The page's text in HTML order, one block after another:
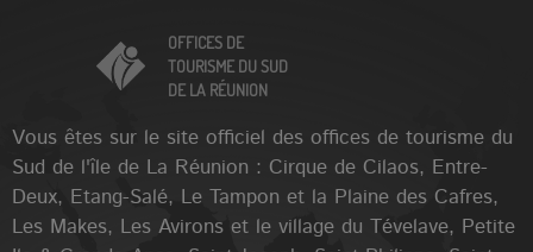
OFFICES DE
TOURISME DU SUD
DE LA RÉUNION
Vous êtes sur le site officiel des offices de tourisme du
Sud de l'île de La Réunion : Cirque de Cilaos, Entre-
Deux, Etang-Salé, Le Tampon et la Plaine des Cafres,
Les Makes, Les Avirons et le village du Tévelave, Petite